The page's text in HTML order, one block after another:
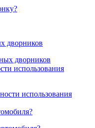
дворников
использования